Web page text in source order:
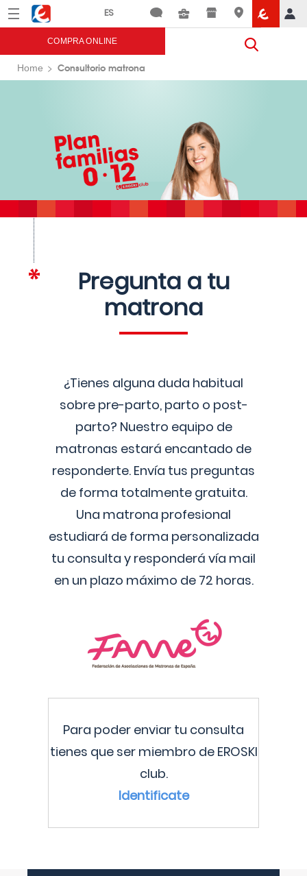
Menú Eroski
COMPRA ONLINE
Home Consultorio matrona
Pregunta a tu
matrona
¿Tienes alguna duda habitual
sobre pre-parto, parto o post-
parto? Nuestro equipo de
matronas estará encantado de
responderte. Envía tus preguntas
de forma totalmente gratuita.
Una matrona profesional
estudiará de forma personalizada
tu consulta y responderá vía mail
en un plazo máximo de 72 horas.
Para poder enviar tu consulta
tienes que ser miembro de EROSKI
club.
Identificate